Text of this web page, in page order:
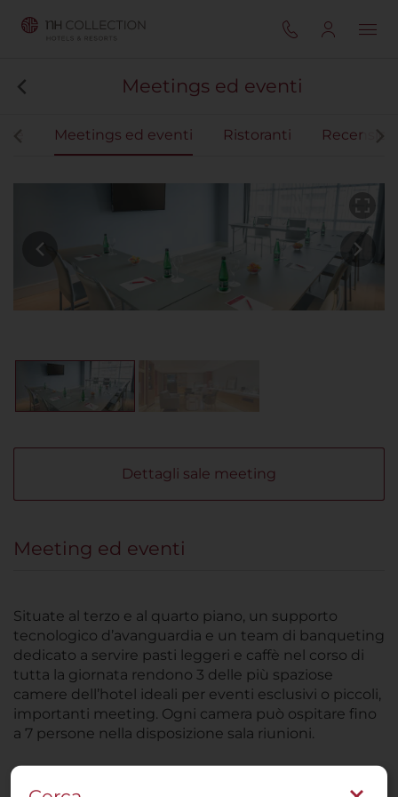
Meetings ed eventi
Meetings ed eventi Ristoranti
Dettagli sale meeting
Meeting ed eventi
Situate al terzo e al quarto piano, un supporto
tecnologico d’avanguardia e un team di banqueting
dedicato a servire pasti leggeri e caffè nel corso di
tutta la giornata rendono 3 delle più spaziose
camere dell’hotel ideali per eventi esclusivi o piccoli,
importanti meeting. Ogni camera può ospitare fino
a 7 persone nella disposizione sala riunioni.